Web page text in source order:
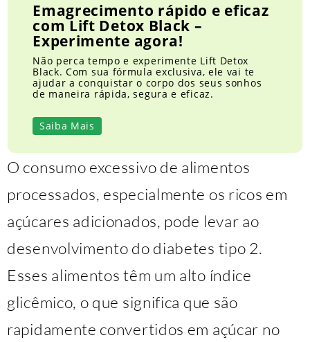
Emagrecimento rápido e eficaz
com Lift Detox Black –
Experimente agora!
Não perca tempo e experimente Lift Detox
Black. Com sua fórmula exclusiva, ele vai te
ajudar a conquistar o corpo dos seus sonhos
de maneira rápida, segura e eficaz.
Saiba Mais
O consumo excessivo de alimentos
processados, especialmente os ricos em
açúcares adicionados, pode levar ao
desenvolvimento do diabetes tipo 2.
Esses alimentos têm um alto índice
glicêmico, o que significa que são
rapidamente convertidos em açúcar no